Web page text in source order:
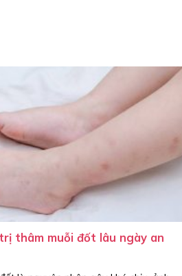
thâm muỗi đốt lâu ngày an